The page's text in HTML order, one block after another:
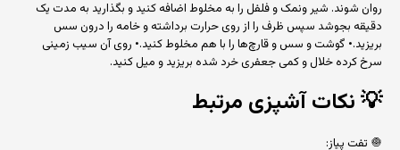
روان شوند. شیر ونمک و فلفل را به مخلوط اضافه کنید و بگذارید به مدت یک
دقیقه بجوشد سپس ظرف را از روی حرارت برداشته و خامه را درون سس
بریزید.• گوشت و سس و قارچ‌ها را با هم مخلوط کنید.• روی آن سیب زمینی
سرخ کرده خلال و کمی جعفری خرد شده بریزید و میل کنید.
💡نکات آشپزی مرتبط
🧅 تفت پیاز: